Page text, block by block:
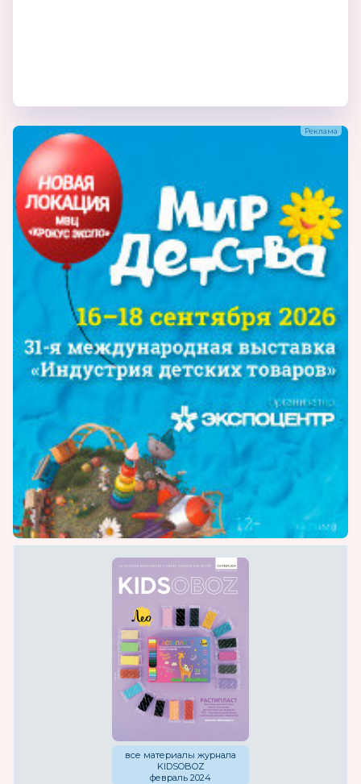
номинации «Товары народного
потребления», категория «Товары для
детей», а также удостоено почетного звания
«Лидер России 2013».
Компания «Авира» - Победитель
всероссийского конкурса «100 лучших
предприятий и организаций России-2013»
в номинации «Лучшее предприятие
детского игрового оборудования». В 2014
году компания «Авира» приняла участие в
национальной программе продвижения
лучших Российских товаров и услуг для
детей «ЛУЧШЕЕ – ДЕТЯМ»!
В соответствии с Положением и итогами
Программы «100 лучших товаров России»
игровые лабиринты торговой марки
«AviraKids» стали дипломантами
всероссийского конкурса программы «100
лучших товаров России». Также компания
«Авира» была награждена почётным знаком
и удостоверением «Отличник качества».
Доп.услуги: написание бизнес-планов.
все материалы журнала
KIDSOBOZ
февраль 2024